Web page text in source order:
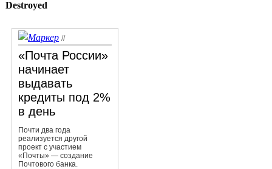
Destroyed
//
«Почта России»
начинает
выдавать
кредиты под 2%
в день
Почти два года
реализуется другой
проект с участием
«Почты» — создание
Почтового банка.